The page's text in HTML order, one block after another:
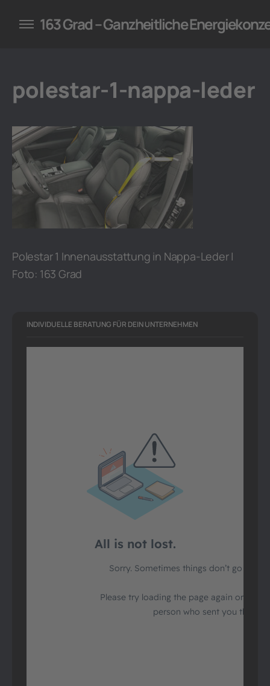
für Unternehmen
163 Grad – Ganzheitliche
polestar-1-nappa-leder
Polestar 1 Innenausstattung in Nappa-Leder |
Foto: 163 Grad
INDIVIDUELLE BERATUNG FÜR DEIN UNTERNEHMEN